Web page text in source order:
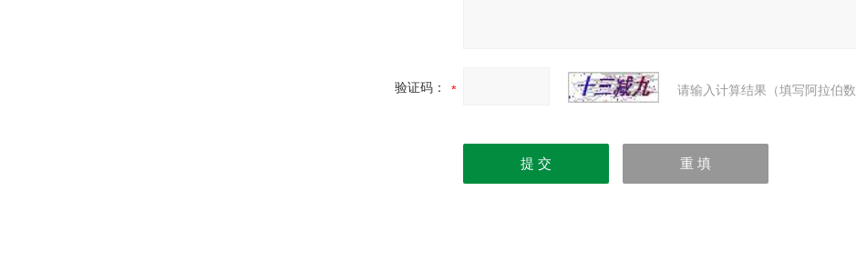
验证码： 请输入计算结果（填写阿拉伯